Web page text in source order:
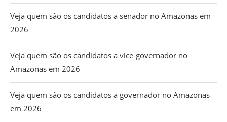
Veja quem são os candidatos a senador no Amazonas em
2026
Veja quem são os candidatos a vice-governador no
Amazonas em 2026
Veja quem são os candidatos a governador no Amazonas
em 2026